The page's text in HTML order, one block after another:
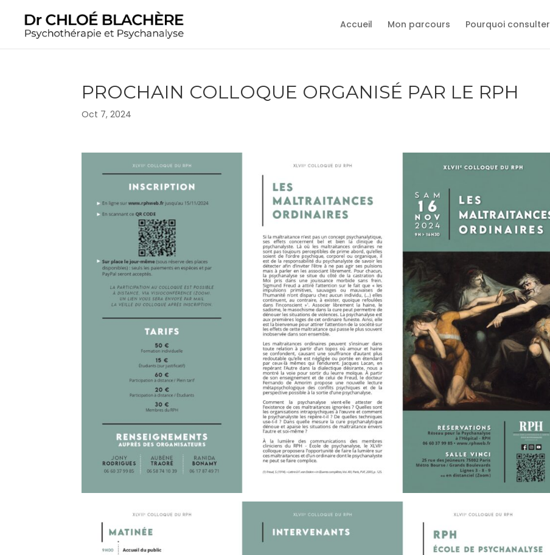
Accueil Mon parcours Pourquoi consulter
PROCHAIN COLLOQUE ORGANISÉ PAR LE RPH
Oct 7, 2024